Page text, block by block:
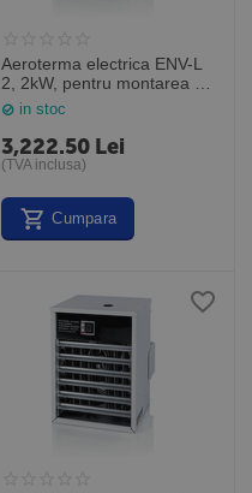
Aeroterma electrica ENV-L
2, 2kW, pentru montarea pe
perete, Veab Suedia
in stoc
3,222.50 Lei
(TVA inclusa)
Cumpara